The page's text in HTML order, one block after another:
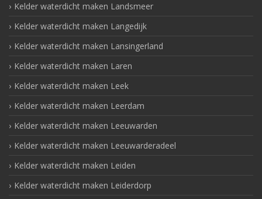
Kelder waterdicht maken Landsmeer
Kelder waterdicht maken Langedijk
Kelder waterdicht maken Lansingerland
Kelder waterdicht maken Laren
Kelder waterdicht maken Leek
Kelder waterdicht maken Leerdam
Kelder waterdicht maken Leeuwarden
Kelder waterdicht maken Leeuwarderadeel
Kelder waterdicht maken Leiden
Kelder waterdicht maken Leiderdorp